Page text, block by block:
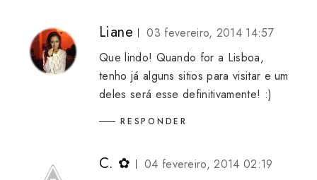
Liane
03 fevereiro, 2014 14:57
Que lindo! Quando for a Lisboa,
tenho já alguns sitios para visitar e um
deles será esse definitivamente! :)
RESPONDER
C. ✿
04 fevereiro, 2014 02:19